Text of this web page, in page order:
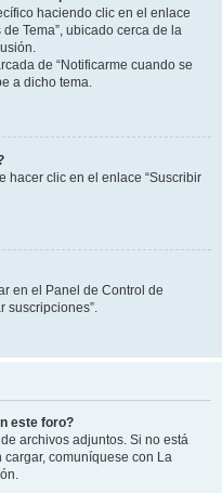
haciendo clic en el enlace
Tema”, ubicado cerca de la
de “Notificarme cuando se
a dicho tema.
hacer clic en el enlace “Suscribir
en el Panel de Control de
suscripciones”.
este foro?
archivos adjuntos. Si no está
comuníquese con La